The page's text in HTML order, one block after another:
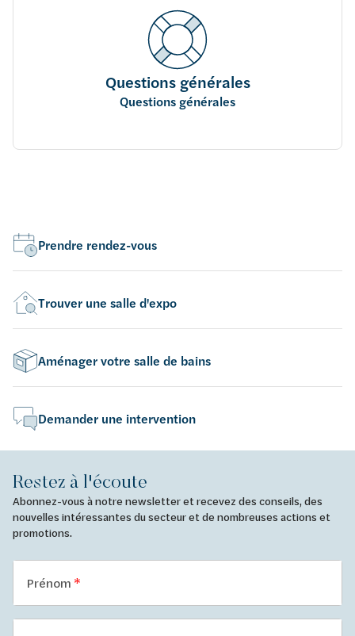
Questions générales
Questions générales
Prendre rendez-vous
Trouver une salle d'expo
Aménager votre salle de bains
Demander une intervention
Restez à l'écoute
Abonnez-vous à notre newsletter et recevez des conseils, des
nouvelles intéressantes du secteur et de nombreuses actions et
promotions.
Prénom